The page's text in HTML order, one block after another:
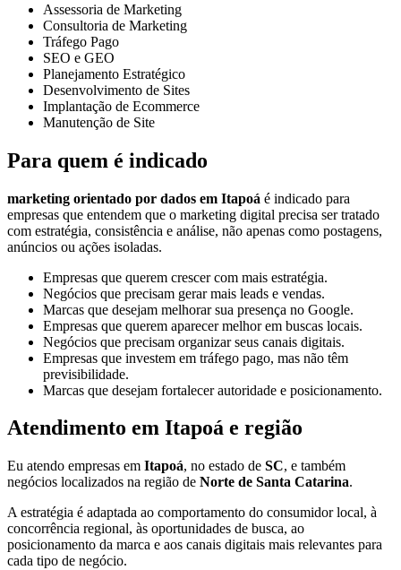
Assessoria de Marketing
Consultoria de Marketing
Tráfego Pago
SEO e GEO
Planejamento Estratégico
Desenvolvimento de Sites
Implantação de Ecommerce
Manutenção de Site
Para quem é indicado
marketing orientado por dados em Itapoá é indicado para
empresas que entendem que o marketing digital precisa ser tratado
com estratégia, consistência e análise, não apenas como postagens,
anúncios ou ações isoladas.
Empresas que querem crescer com mais estratégia.
Negócios que precisam gerar mais leads e vendas.
Marcas que desejam melhorar sua presença no Google.
Empresas que querem aparecer melhor em buscas locais.
Negócios que precisam organizar seus canais digitais.
Empresas que investem em tráfego pago, mas não têm
previsibilidade.
Marcas que desejam fortalecer autoridade e posicionamento.
Atendimento em Itapoá e região
Eu atendo empresas em Itapoá, no estado de SC, e também
negócios localizados na região de Norte de Santa Catarina.
A estratégia é adaptada ao comportamento do consumidor local, à
concorrência regional, às oportunidades de busca, ao
posicionamento da marca e aos canais digitais mais relevantes para
cada tipo de negócio.